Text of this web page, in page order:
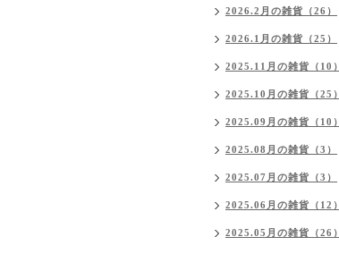
2026.2月の雑貨（26）
2026.1月の雑貨（25）
2025.11月の雑貨（10）
2025.10月の雑貨（25）
2025.09月の雑貨（10）
2025.08月の雑貨（3）
2025.07月の雑貨（3）
2025.06月の雑貨（12）
2025.05月の雑貨（26）